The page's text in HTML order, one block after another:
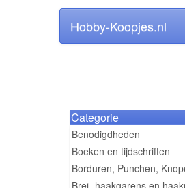
Hobby-Koopjes.nl
Categorie
Benodigdheden
Boeken en tijdschriften
Borduren, Punchen,
Brei- haakgarens en